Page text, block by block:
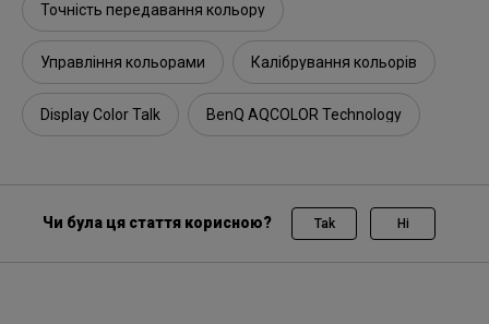
Точність передавання кольору
Управління кольорами Калібрування кольорів
Display Color Talk BenQ AQCOLOR Technology
Чи була ця стаття корисною? Tak Ні